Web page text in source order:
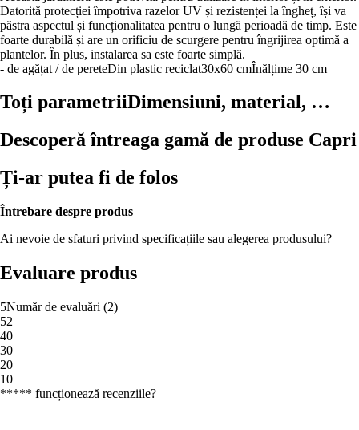
Datorită protecției împotriva razelor UV și rezistenței la îngheț, își va
păstra aspectul și funcționalitatea pentru o lungă perioadă de timp. Este
foarte durabilă și are un orificiu de scurgere pentru îngrijirea optimă a
plantelor. În plus, instalarea sa este foarte simplă.
- de agățat / de pereteDin plastic reciclat30x60 cmÎnălțime 30 cm
Toți parametriiDimensiuni, material, …
Descoperă întreaga gamă de produse Capri
Ți-ar putea fi de folos
Întrebare despre produs
Ai nevoie de sfaturi privind specificațiile sau alegerea produsului?
Evaluare produs
5Număr de evaluări (2)
52
40
30
20
10
***** funcționează recenziile?